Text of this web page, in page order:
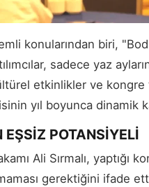
konularından biri,
sadece yaz
etkinlikler ve
yıl boyunca dinamik
EŞSİZ POTANSİYELİ
Ali Sırmalı, yaptığı
gerektiğini ifade